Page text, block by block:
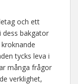
och ett
dess bakgator
tycks leva i
många frågor
verklighet,